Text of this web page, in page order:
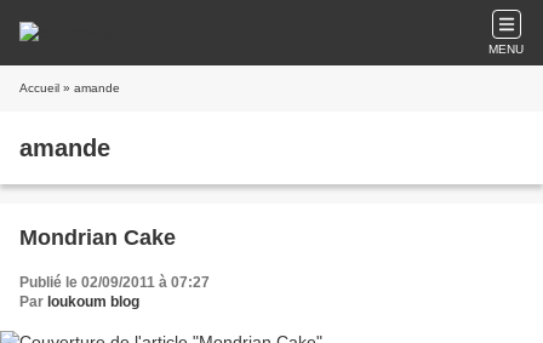
MENU
Accueil » amande
amande
Mondrian Cake
Publié le 02/09/2011 à 07:27
Par loukoum blog